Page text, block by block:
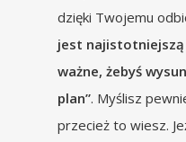
dzięki Twojemu
jest
ważne, żebyś
plan”. Myślisz
przecież to wiesz.